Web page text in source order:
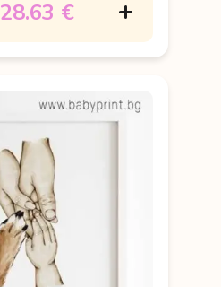
28.63 €